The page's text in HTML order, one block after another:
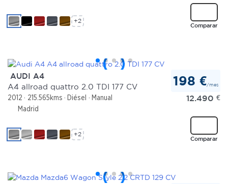
Comparar
+2
AUDI A4
A4 allroad quattro 2.0 TDI 177 CV
2012 215.565kms Diésel
Manual
Madrid
198 €/mes
12.490 €
Comparar
+2